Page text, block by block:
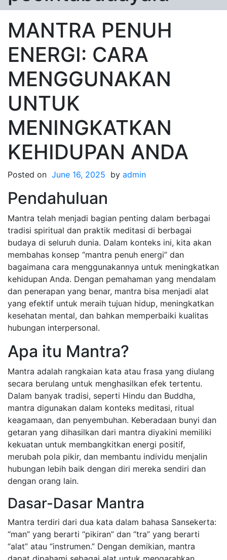
MANTRA PENUH
ENERGI: CARA
MENGGUNAKAN
UNTUK
MENINGKATKAN
KEHIDUPAN ANDA
Posted on June 16, 2025 by admin
Pendahuluan
Mantra telah menjadi bagian penting dalam berbagai
tradisi spiritual dan praktik meditasi di berbagai
budaya di seluruh dunia. Dalam konteks ini, kita akan
membahas konsep “mantra penuh energi” dan
bagaimana cara menggunakannya untuk meningkatkan
kehidupan Anda. Dengan pemahaman yang mendalam
dan penerapan yang benar, mantra bisa menjadi alat
yang efektif untuk meraih tujuan hidup, meningkatkan
kesehatan mental, dan bahkan memperbaiki kualitas
hubungan interpersonal.
Apa itu Mantra?
Mantra adalah rangkaian kata atau frasa yang diulang
secara berulang untuk menghasilkan efek tertentu.
Dalam banyak tradisi, seperti Hindu dan Buddha,
mantra digunakan dalam konteks meditasi, ritual
keagamaan, dan penyembuhan. Keberadaan bunyi dan
getaran yang dihasilkan dari mantra diyakini memiliki
kekuatan untuk membangkitkan energi positif,
merubah pola pikir, dan membantu individu menjalin
hubungan lebih baik dengan diri mereka sendiri dan
dengan orang lain.
Dasar-Dasar Mantra
Mantra terdiri dari dua kata dalam bahasa Sansekerta:
“man” yang berarti “pikiran” dan “tra” yang berarti
“alat” atau “instrumen.” Dengan demikian, mantra